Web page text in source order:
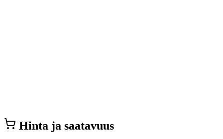
Hinta ja saatavuus